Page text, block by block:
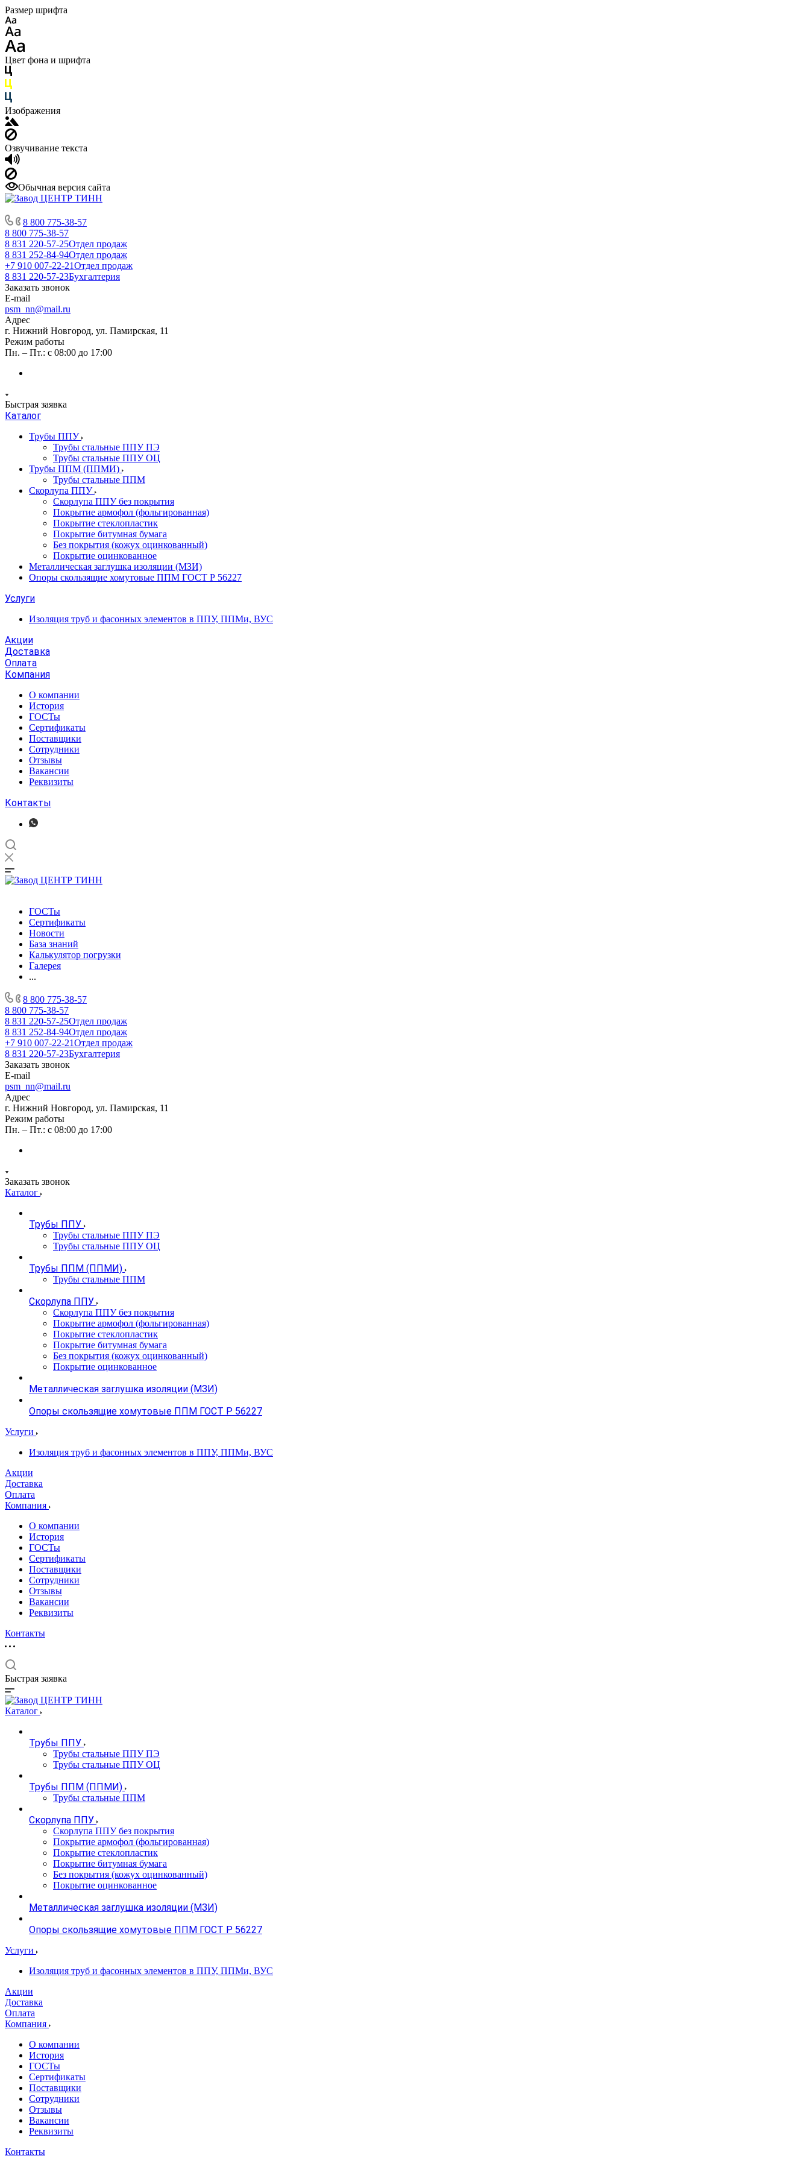
Размер шрифта
Цвет фона и шрифта
Изображения
Озвучивание текста
Обычная версия сайта
8 800 775-38-57
8 800 775-38-57
8 831 220-57-25Отдел продаж
8 831 252-84-94Отдел продаж
+7 910 007-22-21Отдел продаж
8 831 220-57-23Бухгалтерия
Заказать звонок
E-mail
psm_nn@mail.ru
Адрес
г. Нижний Новгород, ул. Памирская, 11
Режим работы
Пн. – Пт.: с 08:00 до 17:00
Быстрая заявка
Каталог
Трубы ППУ
Трубы стальные ППУ ПЭ
Трубы стальные ППУ ОЦ
Трубы ППМ (ППМИ)
Трубы стальные ППМ
Скорлупа ППУ
Скорлупа ППУ без покрытия
Покрытие армофол (фольгированная)
Покрытие стеклопластик
Покрытие битумная бумага
Без покрытия (кожух оцинкованный)
Покрытие оцинкованное
Металлическая заглушка изоляции (МЗИ)
Опоры скользящие хомутовые ППМ ГОСТ Р 56227
Услуги
Изоляция труб и фасонных элементов в ППУ, ППМи, ВУС
Акции
Доставка
Оплата
Компания
О компании
История
ГОСТы
Сертификаты
Поставщики
Сотрудники
Отзывы
Вакансии
Реквизиты
Контакты
ГОСТы
Сертификаты
Новости
База знаний
Калькулятор погрузки
Галерея
...
8 800 775-38-57
8 800 775-38-57
8 831 220-57-25Отдел продаж
8 831 252-84-94Отдел продаж
+7 910 007-22-21Отдел продаж
8 831 220-57-23Бухгалтерия
Заказать звонок
E-mail
psm_nn@mail.ru
Адрес
г. Нижний Новгород, ул. Памирская, 11
Режим работы
Пн. – Пт.: с 08:00 до 17:00
Заказать звонок
Каталог
Трубы ППУ
Трубы стальные ППУ ПЭ
Трубы стальные ППУ ОЦ
Трубы ППМ (ППМИ)
Трубы стальные ППМ
Скорлупа ППУ
Скорлупа ППУ без покрытия
Покрытие армофол (фольгированная)
Покрытие стеклопластик
Покрытие битумная бумага
Без покрытия (кожух оцинкованный)
Покрытие оцинкованное
Металлическая заглушка изоляции (МЗИ)
Опоры скользящие хомутовые ППМ ГОСТ Р 56227
Услуги
Изоляция труб и фасонных элементов в ППУ, ППМи, ВУС
Акции
Доставка
Оплата
Компания
О компании
История
ГОСТы
Сертификаты
Поставщики
Сотрудники
Отзывы
Вакансии
Реквизиты
Контакты
Быстрая заявка
Каталог
Трубы ППУ
Трубы стальные ППУ ПЭ
Трубы стальные ППУ ОЦ
Трубы ППМ (ППМИ)
Трубы стальные ППМ
Скорлупа ППУ
Скорлупа ППУ без покрытия
Покрытие армофол (фольгированная)
Покрытие стеклопластик
Покрытие битумная бумага
Без покрытия (кожух оцинкованный)
Покрытие оцинкованное
Металлическая заглушка изоляции (МЗИ)
Опоры скользящие хомутовые ППМ ГОСТ Р 56227
Услуги
Изоляция труб и фасонных элементов в ППУ, ППМи, ВУС
Акции
Доставка
Оплата
Компания
О компании
История
ГОСТы
Сертификаты
Поставщики
Сотрудники
Отзывы
Вакансии
Реквизиты
Контакты